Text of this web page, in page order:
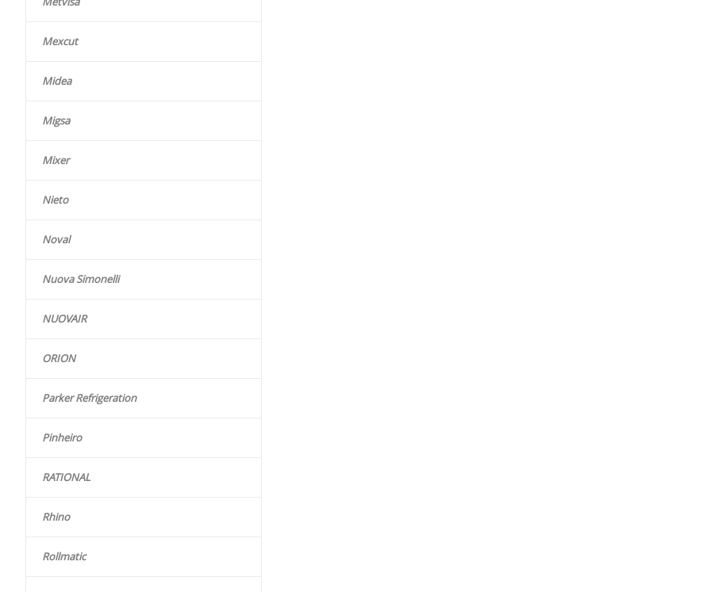
Mexcut
Midea
Migsa
Mixer
Nieto
Noval
Nuova Simonelli
NUOVAIR
ORION
Parker Refrigeration
Pinheiro
RATIONAL
Rhino
Rollmatic